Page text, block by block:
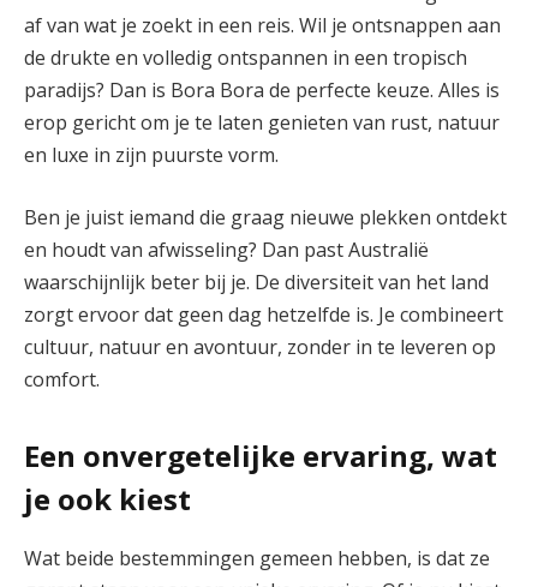
af van wat je zoekt in een reis. Wil je ontsnappen aan
de drukte en volledig ontspannen in een tropisch
paradijs? Dan is Bora Bora de perfecte keuze. Alles is
erop gericht om je te laten genieten van rust, natuur
en luxe in zijn puurste vorm.
Ben je juist iemand die graag nieuwe plekken ontdekt
en houdt van afwisseling? Dan past Australië
waarschijnlijk beter bij je. De diversiteit van het land
zorgt ervoor dat geen dag hetzelfde is. Je combineert
cultuur, natuur en avontuur, zonder in te leveren op
comfort.
Een onvergetelijke ervaring, wat
je ook kiest
Wat beide bestemmingen gemeen hebben, is dat ze